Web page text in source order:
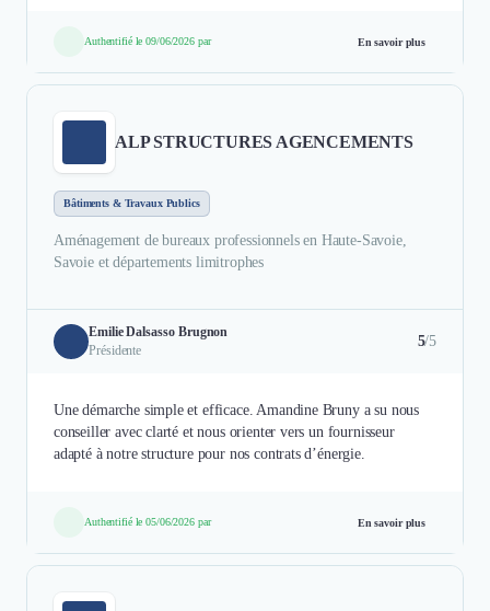
Authentifié le 09/06/2026 par En savoir plus
ALP STRUCTURES AGENCEMENTS
Bâtiments & Travaux Publics
Aménagement de bureaux professionnels en Haute-Savoie,
Savoie et départements limitrophes
Emilie Dalsasso Brugnon
Présidente
5/5
Une démarche simple et efficace. Amandine Bruny a su nous
conseiller avec clarté et nous orienter vers un fournisseur
adapté à notre structure pour nos contrats d’énergie.
Authentifié le 05/06/2026 par En savoir plus